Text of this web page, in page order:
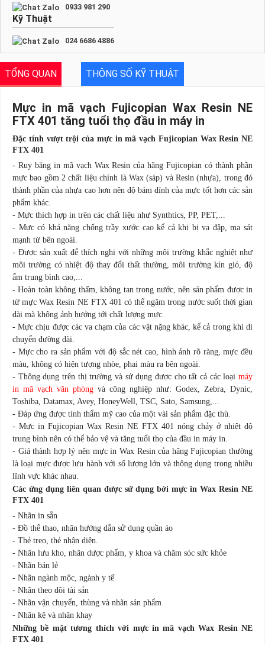
0933 981 290
Kỹ Thuật
024 6686 4886
TỔNG QUAN THÔNG SỐ KỸ THUẬT
Mực in mã vạch Fujicopian Wax Resin NE
FTX 401 tăng tuổi thọ đầu in máy in
Đặc tính vượt trội của mực in mã vạch Fujicopian Wax Resin NE
FTX 401
- Ruy băng in mã vạch Wax Resin của hãng Fujicopian có thành phần
mực bao gồm 2 chất liệu chính là Wax (sáp) và Resin (nhựa), trong đó
thành phần của nhựa cao hơn nên độ bám dính của mực tốt hơn các sản
phẩm khác.
- Mực thích hợp in trên các chất liệu như Synthtics, PP, PET,...
- Mực có khả năng chống trầy xước cao kể cả khi bị va đập, ma sát
mạnh từ bên ngoài.
- Được sản xuất để thích nghi với những môi trường khắc nghiệt như
môi trường có nhiệt độ thay đổi thất thường, môi trường kín gió, độ
ẩm trung bình cao,...
- Hoàn toàn không thấm, không tan trong nước, nên sản phẩm được in
từ mực Wax Resin NE FTX 401 có thể ngâm trong nước suốt thời gian
dài mà không ảnh hưởng tới chất lượng mực.
- Mực chịu được các va chạm của các vật nặng khác, kể cả trong khi di
chuyển đường dài.
- Mực cho ra sản phẩm với độ sắc nét cao, hình ảnh rõ ràng, mực đều
màu, không có hiện tượng nhòe, phai màu ra bên ngoài.
- Thông dụng trên thị trường và sử dụng được cho tất cả các loạimáy
in mã vạch văn phòng và công nghiệp như: Godex, Zebra, Dynic,
Toshiba, Datamax, Avey, HoneyWell, TSC, Sato, Samsung,...
- Đáp ứng được tính thẩm mỹ cao của một vài sản phẩm đặc thù.
- Mực in Fujicopian Wax Resin NE FTX 401 nóng chảy ở nhiệt độ
trung bình nên có thể bảo vệ và tăng tuổi thọ của đầu in máy in.
- Giá thành hợp lý nên mực in Wax Resin của hãng Fujicopian thường
là loại mực được lưu hành với số lượng lớn và thông dụng trong nhiều
lĩnh vực khác nhau.
Các ứng dụng liên quan được sử dụng bởi mực in Wax Resin NE
FTX 401
- Nhãn in sẵn
- Đồ thể thao, nhãn hướng dẫn sử dụng quần áo
- Thẻ treo, thẻ nhận diện.
- Nhãn lưu kho, nhãn dược phẩm, y khoa và chăm sóc sức khỏe
- Nhãn bán lẻ
- Nhãn ngành mộc, ngành y tế
- Nhãn theo dõi tài sản
- Nhãn vận chuyển, thùng và nhãn sản phẩm
- Nhãn kệ và nhãn khay
Những bề mặt tương thích với mực in mã vạch Wax Resin NE
FTX 401